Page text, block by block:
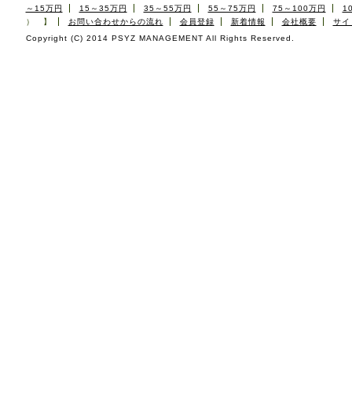
～15万円
15～35万円 35～55万円 55～75万円 75～100万円
） 】
お問い合わせからの流れ 会員登録 新着情報 会社概要
サイ
Copyright (C) 2014 PSYZ MANAGEMENT All Rights Reserved.